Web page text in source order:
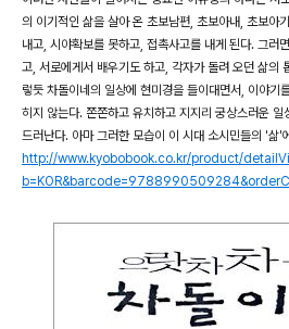
의 이기적인 삶을 살아 온 초보남편, 초보아내, 초보아
내고, 시야확보를 못하고, 접촉사고를 내게 된다. 그러
고, 서로에게서 배우기도 하고, 각자가 돌려 오던 삶의
렇듯 차돌이네의 일상에 현미경을 들이대면서, 이야기
히지 않는다. 쫀쫀하고 유치하고 지지리 궁상스러운
드러난다. 아마 그러한 모습이 이 시대 소시민들의 '삶'
http://www.kyobobook.co.kr/product/